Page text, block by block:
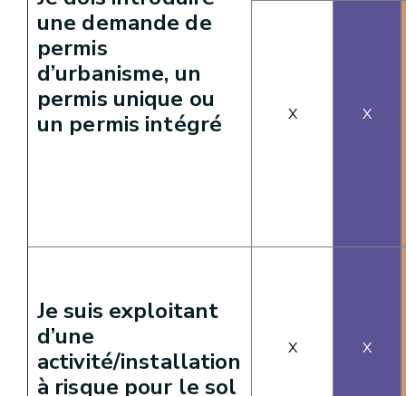
une demande de
permis
d’urbanisme, un
permis unique ou
un permis intégré
X X
Je suis exploitant
d’une
activité/installation
à risque pour le sol
X X